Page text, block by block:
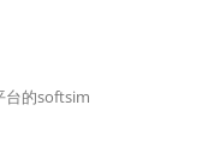
台的softsim